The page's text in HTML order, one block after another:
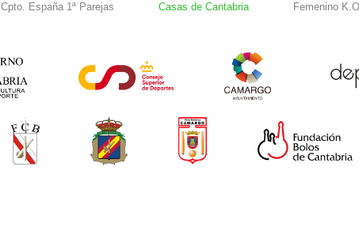
Cpto. España 1ª Parejas Casas de Cantabria Femenino